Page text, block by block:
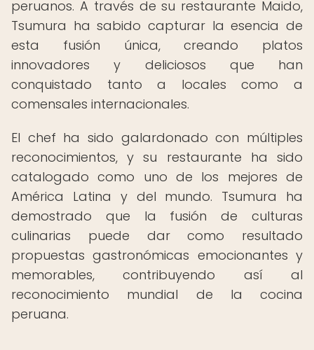
peruanos. A través de su restaurante Maido,
Tsumura ha sabido capturar la esencia de
esta fusión única, creando platos
innovadores y deliciosos que han
conquistado tanto a locales como a
comensales internacionales.
El chef ha sido galardonado con múltiples
reconocimientos, y su restaurante ha sido
catalogado como uno de los mejores de
América Latina y del mundo. Tsumura ha
demostrado que la fusión de culturas
culinarias puede dar como resultado
propuestas gastronómicas emocionantes y
memorables, contribuyendo así al
reconocimiento mundial de la cocina
peruana.